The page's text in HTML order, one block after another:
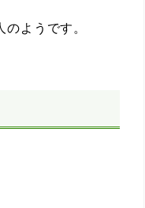
ようです。